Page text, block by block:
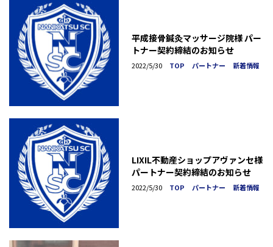
平成接骨鍼灸マッサージ院様 パー
トナー契約締結のお知らせ
2022/5/30 TOP パートナー 新着情報
LIXIL不動産ショップアヴァンセ様
パートナー契約締結のお知らせ
2022/5/30 TOP パートナー 新着情報